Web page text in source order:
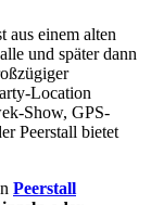
aus einem alten
und später dann
Location
Show, GPS-
Peerstall bietet
Peerstall